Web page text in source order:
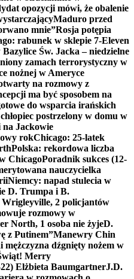
opozycji mówi, że obalenie
Maduro przed
mnie”Rosja potępia
rabunek w sklepie 7-Eleven
Bazylice Św. Jacka – niedzielne
zamach terrorystyczny w
nożnej w Ameryce
na rozmowy z
ma być sposobem na
do wsparcia irańskich
postrzelony w domu w
Jackowie
rokChicago: 25-latek
Polska: rekordowa liczba
ChicagoPoradnik sukces (12-
nauczycielka
Niemcy: napad stulecia w
D. Trumpa i B.
2 policjantów
rozmowy w
North, 1 osoba nie żyjeD.
z Putinem”Manewry Chin
mężczyzna dźgnięty nożem w
Merry
Elżbieta BaumgartnerJ.D.